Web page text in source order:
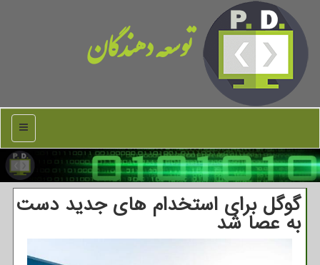
توسعه دهندگان
منو
گوگل برای استخدام های جدید دست
به عصا شد